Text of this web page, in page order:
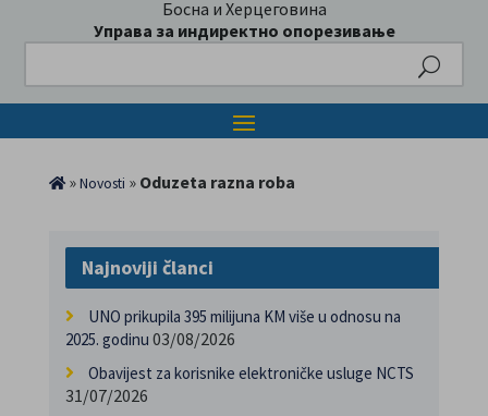
Босна и Херцеговина
Управа за индиректно опорезивање
»Novosti » Oduzeta razna roba
Najnoviji članci
UNO prikupila 395 milijuna KM više u odnosu na
2025. godinu 03/08/2026
Obavijest za korisnike elektroničke usluge NCTS
31/07/2026